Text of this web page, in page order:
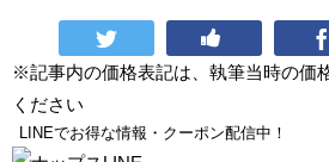
※記事内の価格表記は、執筆当時の価
ください
LINEでお得な情報・クーポン配信中！